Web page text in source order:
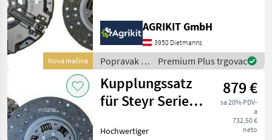
Nova mašina
Kupplungssatz eignet sich
ideal für die fachgerechte
Reparatur oder
Instandsetzung d
AGRIKIT GmbH
3950 Dietmanns
Popravak i
rezervni
dijelovi /
Steyr
Premium Plus trgovac
Kupplungssatz
für Steyr Serie
Geot
879 €
sa 20% PDV-
a
732,50 €
neto
Hochwertiger